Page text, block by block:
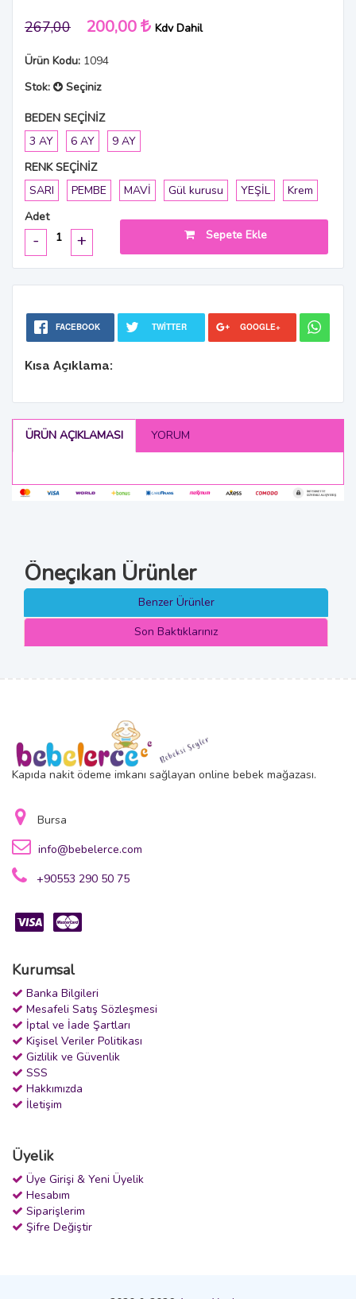
267,00 200,00 Kdv Dahil
Ürün Kodu: 1094
Stok:
Seçiniz
BEDEN SEÇİNİZ
3 AY
6 AY
9 AY
RENK SEÇİNİZ
SARI
PEMBE MAVİ Gül kurusu YEŞİL
Krem
Adet
- + Sepete Ekle
FACEBOOK TWITTER GOOGLE+
Kısa Açıklama:
ÜRÜN AÇIKLAMASI YORUM
Öneçıkan Ürünler
Benzer Ürünler
Son Baktıklarınız
Kapıda nakit ödeme imkanı sağlayan online bebek mağazası.
Bursa
info@bebelerce.com
+90553 290 50 75
Kurumsal
Banka Bilgileri
Mesafeli Satış Sözleşmesi
İptal ve İade Şartları
Kişisel Veriler Politikası
Gizlilik ve Güvenlik
SSS
Hakkımızda
İletişim
Üyelik
Üye Girişi & Yeni Üyelik
Hesabım
Siparişlerim
Şifre Değiştir